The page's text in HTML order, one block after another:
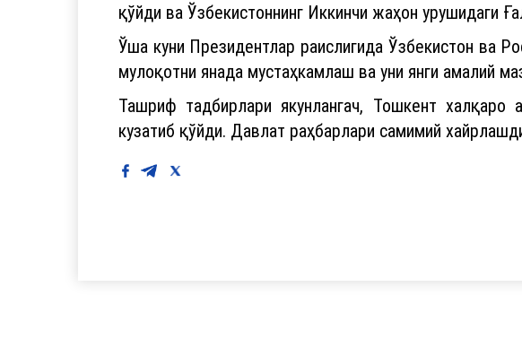
қўйди ва Ўзбекистоннинг Иккинчи жаҳон урушидаги
Ўша куни Президентлар раислигида Ўзбекистон ва
мулоқотни янада мустаҳкамлаш ва уни янги амалий
Ташриф тадбирлари якунлангач, Тошкент
кузатиб қўйди. Давлат раҳбарлари самимий